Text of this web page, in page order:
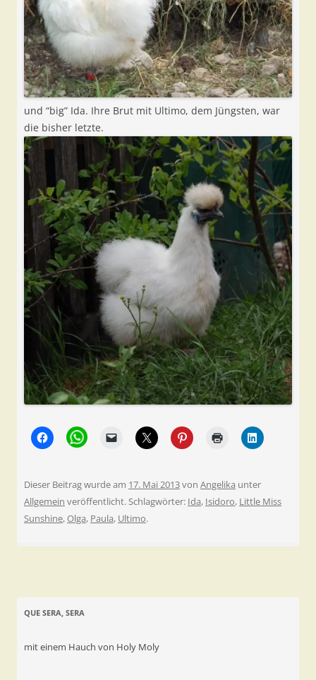
und “big” Ida. Ihre Brut mit Ultimo, dem Jüngsten, war
die bisher letzte.
Dieser Beitrag wurde am 17. Mai 2013von Angelika unter
Allgemein veröffentlicht. Schlagwörter: Ida, Isidoro, Little Miss
Sunshine,Olga, Paula, Ultimo.
QUE SERA, SERA
mit einem Hauch von Holy Moly